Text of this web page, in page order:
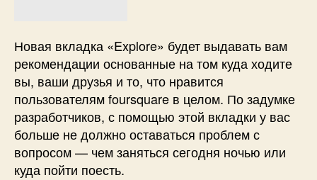
Новая вкладка «Explore» будет выдавать вам
рекомендации основанные на том куда ходите
вы, ваши друзья и то, что нравится
пользователям foursquare в целом. По задумке
разработчиков, с помощью этой вкладки у вас
больше не должно оставаться проблем с
вопросом — чем заняться сегодня ночью или
куда пойти поесть.